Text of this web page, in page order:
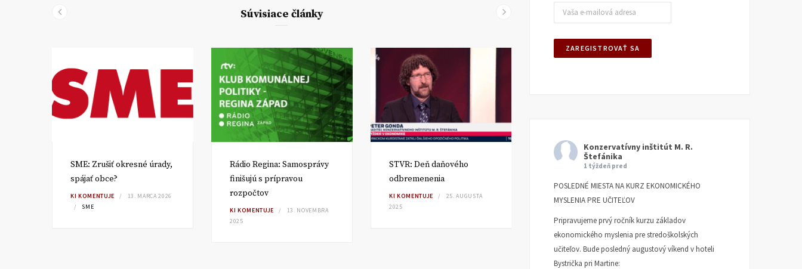
Súvisiace články
SME: Zrušiť okresné úrady,
spájať obce?
KI KOMENTUJE
13. MARCA 2026
SME
Rádio Regina: Samosprávy
finišujú s prípravou
rozpočtov
KI KOMENTUJE
13. NOVEMBRA
2025
STVR: Deň daňového
odbremenenia
KI KOMENTUJE
25. AUGUSTA
2025
TA3: Konečne prišiel deň,
2025
Konzervatívny inštitút M. R.
Štefánika
1 týždeň pred
POSLEDNÉ MIESTA NA KURZ EKONOMICKÉHO
MYSLENIA PRE UČITEĽOV
Pripravujeme prvý ročník kurzu základov
ekonomického myslenia pre stredoškolských
učiteľov. Bude posledný augustový víkend v hoteli
Bystrička pri Martine: